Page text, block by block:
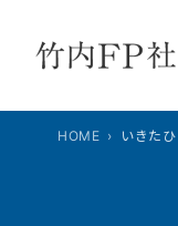
ス
HOME いきたひ